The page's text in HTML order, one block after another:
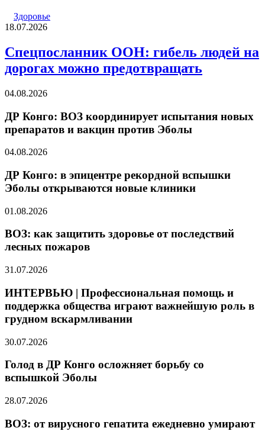
Здоровье
18.07.2026
Спецпосланник ООН: гибель людей на
дорогах можно предотвращать
04.08.2026
ДР Конго: ВОЗ координирует испытания новых
препаратов и вакцин против Эболы
04.08.2026
ДР Конго: в эпицентре рекордной вспышки
Эболы открываются новые клиники
01.08.2026
ВОЗ: как защитить здоровье от последствий
лесных пожаров
31.07.2026
ИНТЕРВЬЮ | Профессиональная помощь и
поддержка общества играют важнейшую роль в
грудном вскармливании
30.07.2026
Голод в ДР Конго осложняет борьбу со
вспышкой Эболы
28.07.2026
ВОЗ: от вирусного гепатита ежедневно умирают